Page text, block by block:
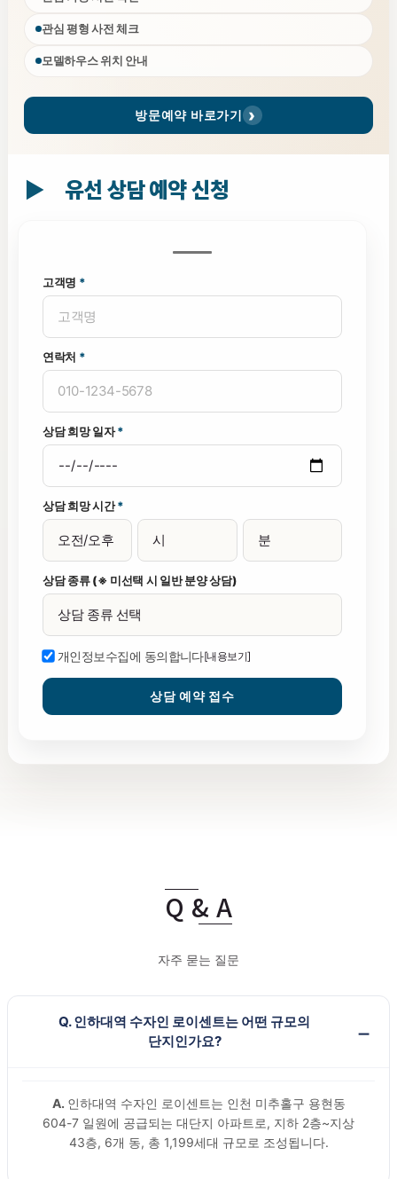
관심 평형 사전 체크
모델하우스 위치 안내
방문예약 바로가기
▶ 유선 상담 예약 신청
고객명 *
연락처 *
상담 희망 일자*
상담 희망 시간*
상담 종류 (※ 미선택 시 일반 분양 상담)
개인정보수집에 동의합니다[내용보기]
상담 예약 접수
Q & A
자주 묻는 질문
Q. 인하대역 수자인 로이센트는 어떤 규모의
단지인가요?
A. 인하대역 수자인 로이센트는 인천 미추홀구 용현동
604-7 일원에 공급되는 대단지 아파트로, 지하 2층~지상
43층, 6개 동, 총 1,199세대 규모로 조성됩니다.